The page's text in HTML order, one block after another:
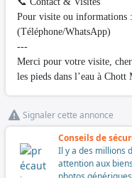
Pour visite ou informations
(Téléphone/WhatsApp)
---
Merci pour votre visite,
les pieds dans l’eau à
Signaler cette annonce
Conseils de
Il y a des millions
attention aux